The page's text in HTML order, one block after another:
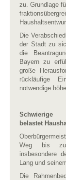
zu. Grundlage
Die
der Stadt zu
die
Bayern zu
große
rückläufige
notwendige
Schwierige
belastet
Weg bis zur
insbesondere
Lang und
Die